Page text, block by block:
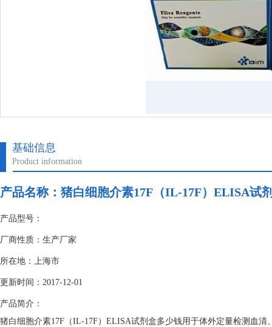
基础信息
Product information
产品名称： 猪白细胞介素17F（IL-17F）ELISA试
产品型号：
厂商性质：生产厂家
所在地：上海市
更新时间：2017-12-01
产品简介：
猪白细胞介素17F（IL-17F）ELISA试剂盒多少钱用于体外定量检测血